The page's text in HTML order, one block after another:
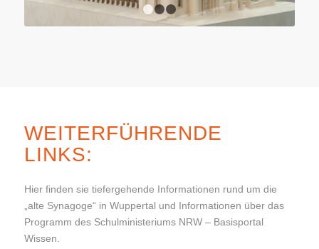
1 3
WEITERFÜHRENDE
LINKS:
Hier finden sie tiefergehende Informationen rund um die
„alte Synagoge“ in Wuppertal und Informationen über das
Programm des Schulministeriums NRW – Basisportal
Wissen.